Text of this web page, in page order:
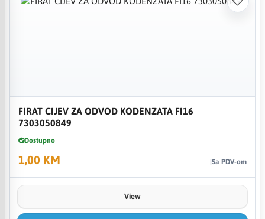
FIRAT CIJEV ZA ODVOD KODENZATA FI16
7303050849
Dostupno
1,00 KM Sa PDV-om
View